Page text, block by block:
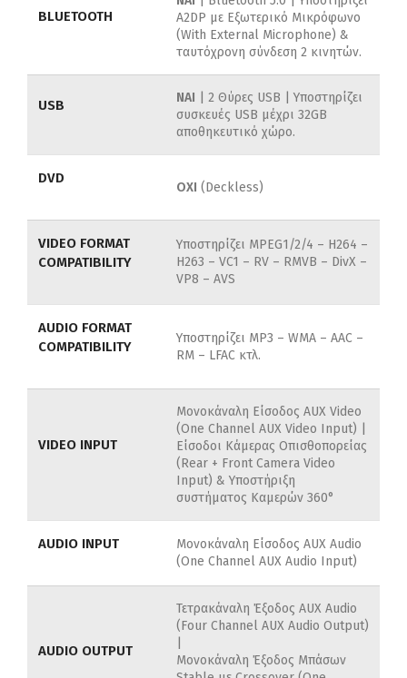
BLUETOOTH
A2DP με Εξωτερικό Μικρόφωνο
(With External Microphone) &
ταυτόχρονη σύνδεση 2 κινητών.
USB ΝΑΙ | 2 Θύρες USB | Υποστηρίζει
συσκευές USB μέχρι 32GB
αποθηκευτικό χώρο.
DVD
ΟΧΙ (Deckless)
VIDEO FORMAT
COMPATIBILITY
Υποστηρίζει MPEG1/2/4 – H264 –
H263 – VC1 – RV – RMVB – DivX –
VP8 – AVS
AUDIO FORMAT
COMPATIBILITY
Υποστηρίζει MP3 – WMA – AAC –
RM – LFAC κτλ.
VIDEO INPUT
Μονοκάναλη Είσοδος AUX Video
(One Channel AUX Video Input) |
Είσοδοι Κάμερας Οπισθοπορείας
(Rear + Front Camera Video
Input) & Υποστήριξη
συστήματος Καμερών 360°
AUDIO INPUT
Μονοκάναλη Είσοδος AUX Audio
(One Channel AUX Audio Input)
AUDIO OUTPUT
Τετρακάναλη Έξοδος AUX Audio
(Four Channel AUX Audio Output)
Μονοκάναλη Έξοδος Μπάσων